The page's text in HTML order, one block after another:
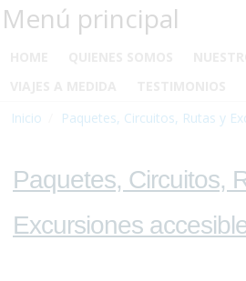
Menú principal
Inicio
Paquetes, Circuitos, Rutas y
Paquetes, Circuitos,
Excursiones